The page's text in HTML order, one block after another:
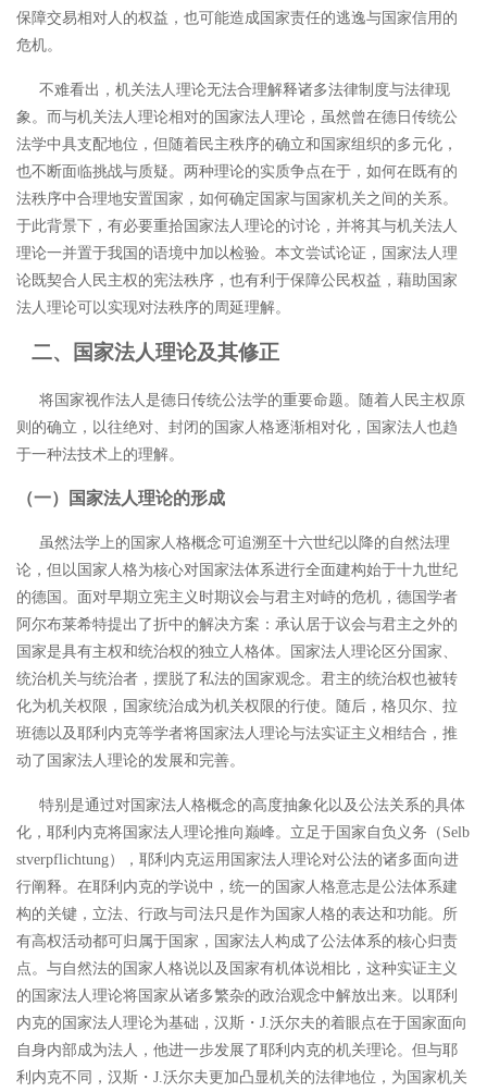
保障交易相对人的权益，也可能造成国家责任的逃逸与国家信用的
危机。
不难看出，机关法人理论无法合理解释诸多法律制度与法律现
象。而与机关法人理论相对的国家法人理论，虽然曾在德日传统公
法学中具支配地位，但随着民主秩序的确立和国家组织的多元化，
也不断面临挑战与质疑。两种理论的实质争点在于，如何在既有的
法秩序中合理地安置国家，如何确定国家与国家机关之间的关系。
于此背景下，有必要重拾国家法人理论的讨论，并将其与机关法人
理论一并置于我国的语境中加以检验。本文尝试论证，国家法人理
论既契合人民主权的宪法秩序，也有利于保障公民权益，藉助国家
法人理论可以实现对法秩序的周延理解。
二、国家法人理论及其修正
将国家视作法人是德日传统公法学的重要命题。随着人民主权原
则的确立，以往绝对、封闭的国家人格逐渐相对化，国家法人也趋
于一种法技术上的理解。
（一）国家法人理论的形成
虽然法学上的国家人格概念可追溯至十六世纪以降的自然法理
论，但以国家人格为核心对国家法体系进行全面建构始于十九世纪
的德国。 面对早期立宪主义时期议会与君主对峙的危机，德国学者
阿尔布莱希特提出了折中的解决方案：承认居于议会与君主之外的
国家是具有主权和统治权的独立人格体。国家法人理论区分国家、
统治机关与统治者，摆脱了私法的国家观念。 君主的统治权也被转
化为机关权限，国家统治成为机关权限的行使。随后，格贝尔、拉
班德以及耶利内克等学者将国家法人理论与法实证主义相结合，推
动了国家法人理论的发展和完善。
特别是通过对国家法人格概念的高度抽象化以及公法关系的具体
化，耶利内克将国家法人理论推向巅峰。立足于国家自负义务（ Selb
stverpflichtung），耶利内克运用国家法人理论对公法的诸多面向进
行阐释。在耶利内克的学说中，统一的国家人格意志是公法体系建
构的关键，立法、行政与司法只是作为国家人格的表达和功能。所
有高权活动都可归属于国家，国家法人构成了公法体系的核心归责
点。与自然法的国家人格说以及国家有机体说相比，这种实证主义
的国家法人理论将国家从诸多繁杂的政治观念中解放出来。
以耶利
内克的国家法人理论为基础，汉斯・J.沃尔夫的着眼点在于国家面向
自身内部成为法人，他进一步发展了耶利内克的机关理论。但与耶
利内克不同，汉斯・J.沃尔夫更加凸显机关的法律地位，为国家机关